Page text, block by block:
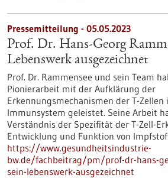
Pressemitteilung - 05.05.2023
Prof. Dr. Hans-Georg
Lebenswerk ausgezeichnet
Prof. Dr. Rammensee und sein Team
Pionierarbeit mit der Aufklärung der
Erkennungsmechanismen der T-
Immunsystem geleistet. Seine Arbeit
Verständnis der Spezifität der T-Zell-
Entwicklung und Funktion von
https://www.gesundheitsindustrie-
bw.de/fachbeitrag/pm/prof-dr-hans-
sein-lebenswerk-ausgezeichnet